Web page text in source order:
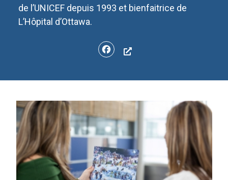
de l’UNICEF depuis 1993 et bienfaitrice de
L’Hôpital d’Ottawa.
Facebook